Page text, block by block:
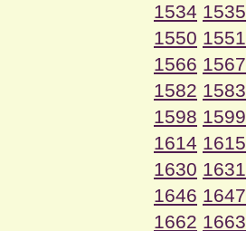
1534 1535
1550 1551
1566 1567
1582 1583
1598 1599
1614 1615
1630 1631
1646 1647
1662 1663